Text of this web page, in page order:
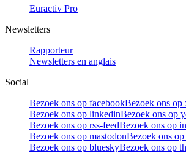
Euractiv Pro
Newsletters
Rapporteur
Newsletters en anglais
Social
Bezoek ons op facebookBezoek ons op
Bezoek ons op linkedinBezoek ons op
Bezoek ons op rss-feedBezoek ons op
Bezoek ons op mastodonBezoek ons
Bezoek ons op blueskyBezoek ons op